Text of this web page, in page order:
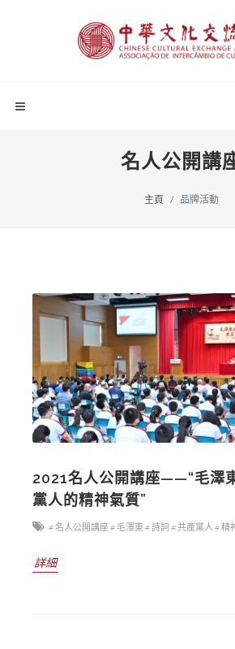
名人公開講
主頁 品牌活動
2021名人公開講座——“毛澤
黨人的精神氣質”
# 名人公開講座# 毛澤東# 詩詞 # 共產黨人# 精
詳細